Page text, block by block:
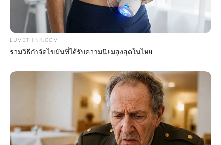
Guatemala Dental
LUMETHINK.COM
รวมวิธีกำจัดไขมันที่ได้รับความนิยมสูงสุดในไทย